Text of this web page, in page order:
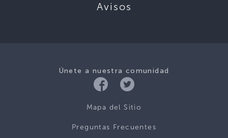
Avisos
Únete a nuestra comunidad
Mapa del Sitio
Preguntas Frecuentes